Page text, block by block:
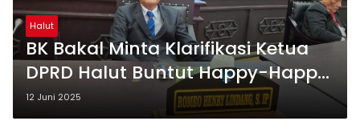
Halut
BK Bakal Minta Klarifikasi Ketua
DPRD Halut Buntut Happy-Happy
di Negeri Kanguru
12 Juni 2025